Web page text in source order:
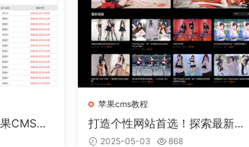
CMS模
苹果cms教程
打造个性网站首选！探索最新苹
果CMS模板趋势
2025-05-03 868